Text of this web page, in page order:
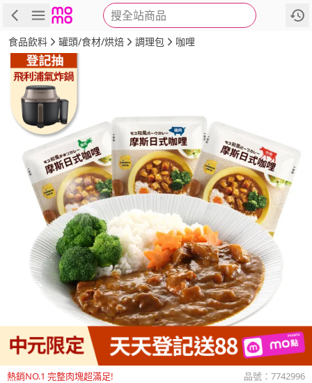
搜全站商品
商品 評價 詳情
食品飲料 罐頭/食材/烘焙 調理包 咖哩
熱銷NO.1 完整肉塊超滿足! 品號： 7742996